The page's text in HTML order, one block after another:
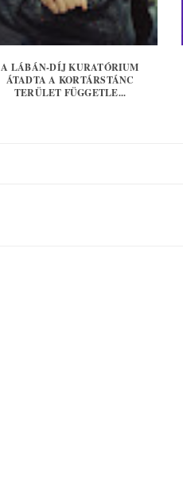
A LÁBÁN-DÍJ KURATÓRIUM
ÁTADTA A KORTÁRSTÁNC
TERÜLET FÜGGETLE...